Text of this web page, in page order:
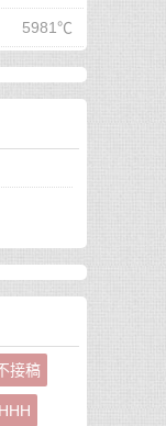
5981℃
接稿